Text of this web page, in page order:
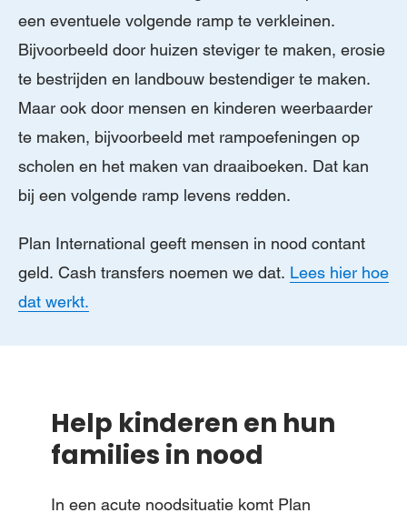
een eventuele volgende ramp te verkleinen.
Bijvoorbeeld door huizen steviger te maken, erosie
te bestrijden en landbouw bestendiger te maken.
Maar ook door mensen en kinderen weerbaarder
te maken, bijvoorbeeld met rampoefeningen op
scholen en het maken van draaiboeken. Dat kan
bij een volgende ramp levens redden.
Plan International geeft mensen in nood contant
geld. Cash transfers noemen we dat. Lees hier hoe
dat werkt.
Help kinderen en hun
families in nood
In een acute noodsituatie komt Plan